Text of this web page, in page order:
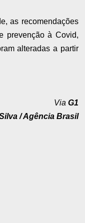
as recomendações
prevenção à Covid,
alteradas a partir
Via G1
/ Agência Brasil